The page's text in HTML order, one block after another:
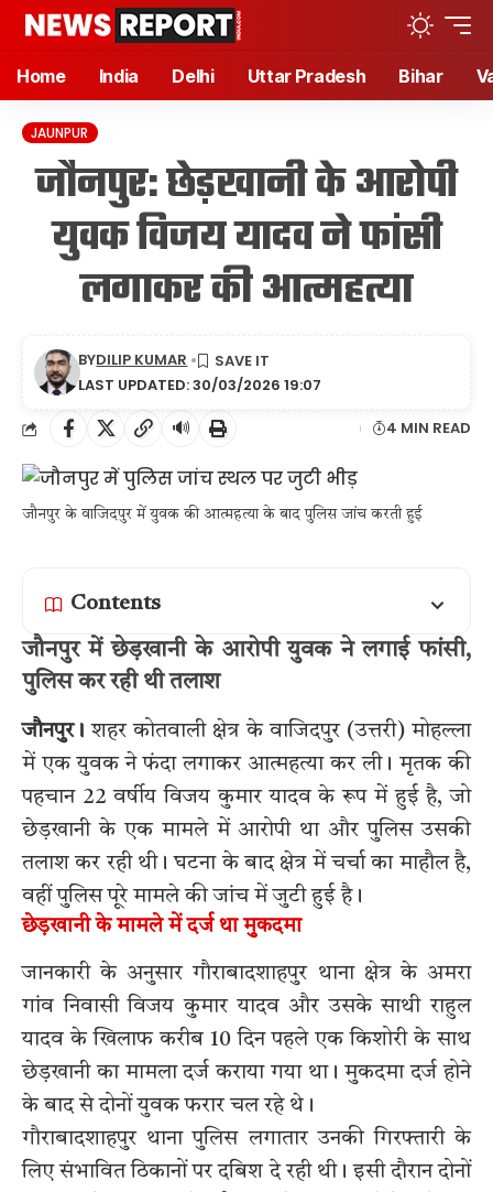
Home India Delhi Uttar Pradesh Bihar
JAUNPUR
जौनपुर: छेड़खानी के आरोपी
युवक विजय यादव ने फांसी
लगाकर की आत्महत्या
LAST UPDATED: 30/03/2026 19:07
BYDILIP KUMAR
🔊 4 MIN READ
जौनपुर के वाजिदपुर में युवक की आत्महत्या के बाद पुलिस जांच करती हुई
Contents
जौनपुर में छेड़खानी के आरोपी युवक ने लगाई फांसी,
पुलिस कर रही थी तलाश
जौनपुर। शहर कोतवाली क्षेत्र के वाजिदपुर (उत्तरी) मोहल्ला
में एक युवक ने फंदा लगाकर आत्महत्या कर ली। मृतक की
पहचान 22 वर्षीय विजय कुमार यादव के रूप में हुई है, जो
छेड़खानी के एक मामले में आरोपी था और पुलिस उसकी
तलाश कर रही थी। घटना के बाद क्षेत्र में चर्चा का माहौल है,
वहीं पुलिस पूरे मामले की जांच में जुटी हुई है।
छेड़खानी के मामले में दर्ज था मुकदमा
जानकारी के अनुसार गौराबादशाहपुर थाना क्षेत्र के अमरा
गांव निवासी विजय कुमार यादव और उसके साथी राहुल
यादव के खिलाफ करीब 10 दिन पहले एक किशोरी के साथ
छेड़खानी का मामला दर्ज कराया गया था। मुकदमा दर्ज होने
के बाद से दोनों युवक फरार चल रहे थे।
गौराबादशाहपुर थाना पुलिस लगातार उनकी गिरफ्तारी के
लिए संभावित ठिकानों पर दबिश दे रही थी। इसी दौरान दोनों